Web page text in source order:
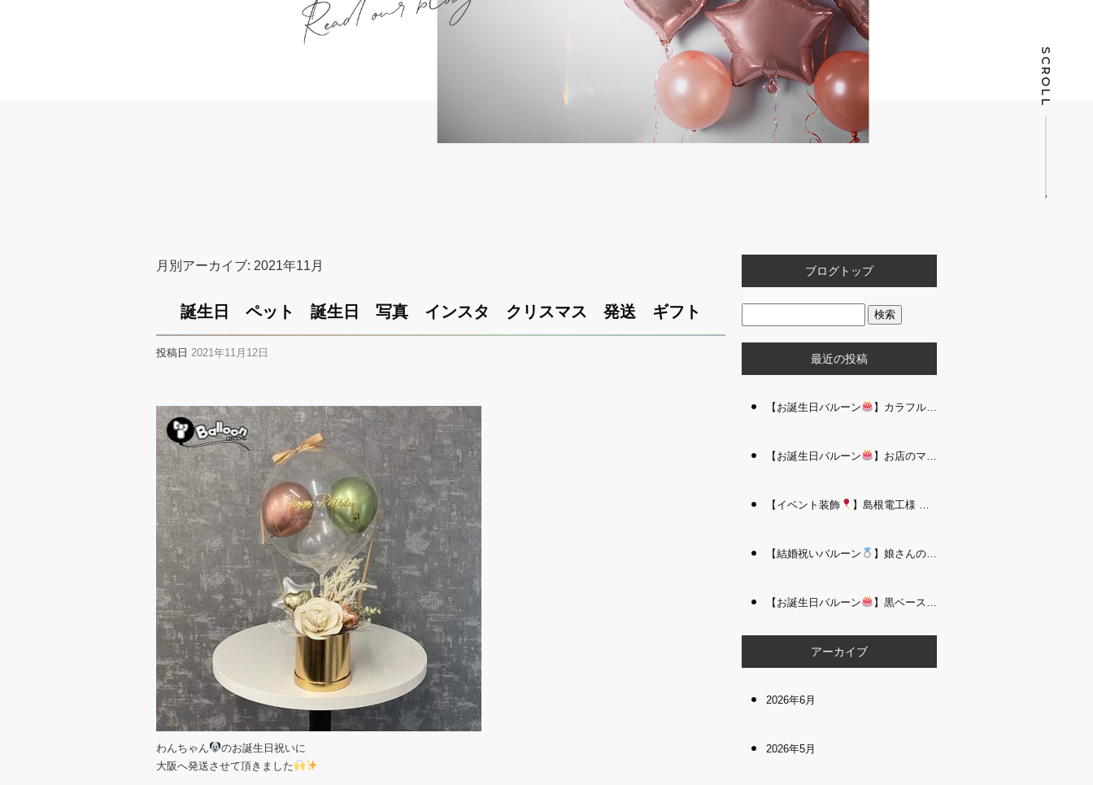
SCROLL
月別アーカイブ: 2021年11月
誕生日 ペット 誕生日 写真 インスタ クリスマス 発送 ギフト
投稿日 2021年11月12日
わんちゃん
のお誕生日祝いに
大阪へ発送させて頂きました
ブログトップ
最近の投稿
【お誕生日バルーン 】カラフルで存在感たっぷりのバルーンタワー｜松江 i Balloo n
【お誕生日バルーン 】お店のママさんへの華やかなお祝いに｜シャンパン付き豪 華バルーンアレンジメント｜松江 i Balloon
【イベント装飾 】島根電工様 お客様感謝祭｜入口アーチ＆キッズコーナー装飾 を担当しました｜松江 i Balloon
【結婚祝いバルーン 】娘さんのご結婚祝いに｜ウェディングベアとフラワーイン バルーンが華やかなバルーンアレンジメント｜松江 i Balloon
【お誕生日バルーン 】黒ベース×ヒョウ柄がおしゃれ
アーカイブ
2026年6月
2026年5月